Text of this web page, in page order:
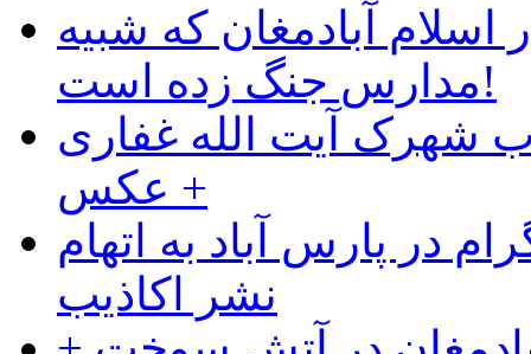
آبادمغان که شبیه
مدارس جنگ زده است!
شهرک آیت الله غفاری
+ عکس
در پارس آباد به اتهام
نشر اکاذیب